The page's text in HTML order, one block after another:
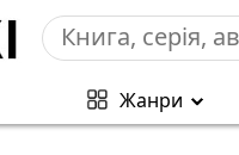
Жанри